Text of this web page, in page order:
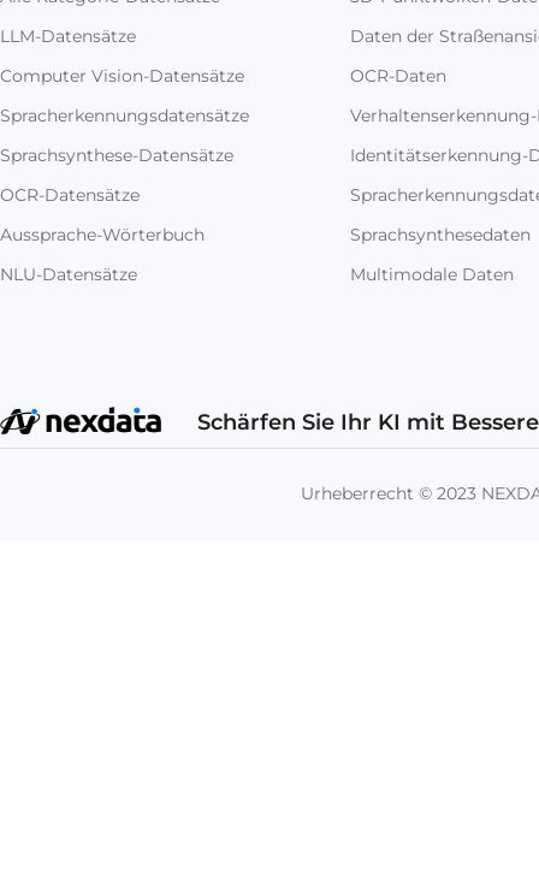
LLM-Datensätze
Computer Vision-Datensätze
Spracherkennungsdatensätze
Sprachsynthese-Datensätze
OCR-Datensätze
Aussprache-Wörterbuch
NLU-Datensätze
Daten der
OCR-Daten
Identitätserkennung-
Sprachsynthesedaten
Multimodale Daten
Schärfen Sie Ihr KI mit
Urheberrecht © 2023